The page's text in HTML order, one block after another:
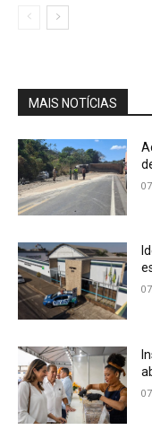
MAIS NOTÍCIAS